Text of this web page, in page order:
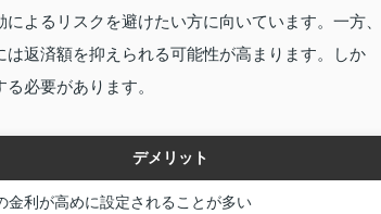
よるリスクを避けたい方に向いています。一方、
返済額を抑えられる可能性が高まります。しか
必要があります。
デメリット
金利が高めに設定されることが多い